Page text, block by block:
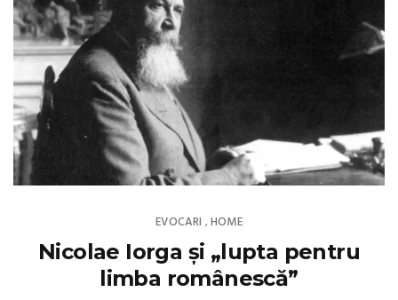
EVOCARI ,HOME
Nicolae Iorga și „lupta pentru
limba românescă”